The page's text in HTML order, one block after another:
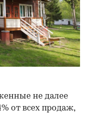
не далее
от всех продаж,